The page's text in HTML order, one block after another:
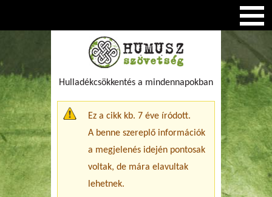
Hulladékcsökkentés a mindennapokban
Figyelmeztető üzenet
Ez a cikk kb. 7 éve íródott.
A benne szereplő információk
a megjelenés idején pontosak
voltak, de mára elavultak
lehetnek.